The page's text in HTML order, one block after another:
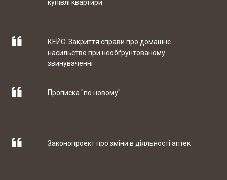
10-05 2017 ТОВ "РЕЙДЖ ЕНЕРДЖІ"
07-04 2017 ТОВ "ЮБТ ГРУП"
купівлі квартири
КЕЙС: Закриття справи про домашнє
насильство при необґрунтованому
звинуваченні
Прописка "по новому"
Законопроект про зміни в діяльності аптек